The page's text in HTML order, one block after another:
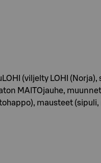
(viljelty LOHI
MAITOjauhe,
mausteet